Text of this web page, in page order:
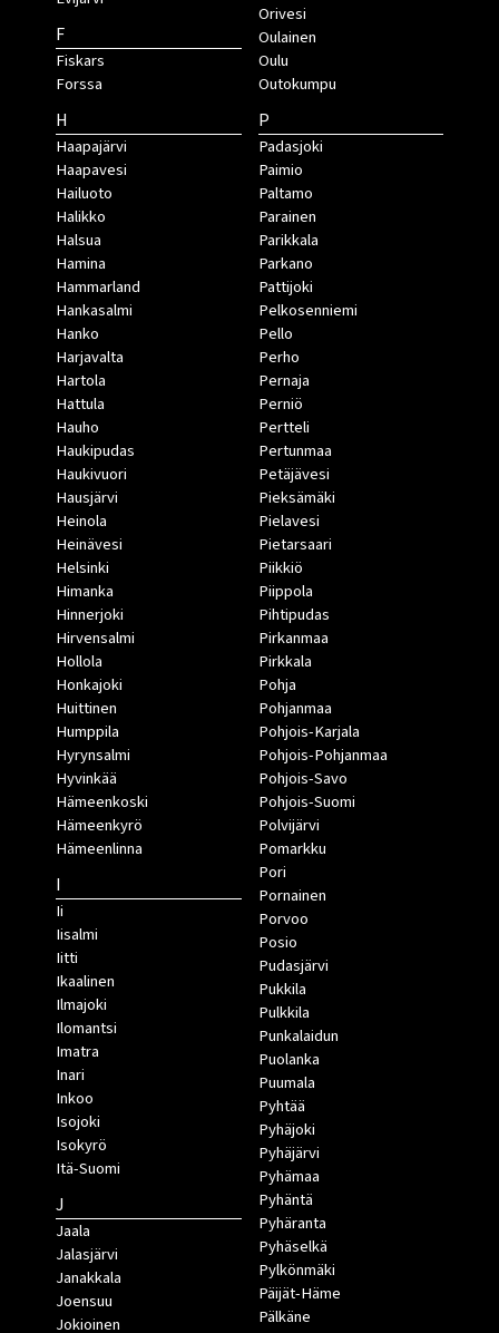
F
Fiskars
Forssa
H
Haapajärvi
Haapavesi
Hailuoto
Halikko
Halsua
Hamina
Hammarland
Hankasalmi
Hanko
Harjavalta
Hartola
Hattula
Hauho
Haukipudas
Haukivuori
Hausjärvi
Heinola
Heinävesi
Helsinki
Himanka
Hinnerjoki
Hirvensalmi
Hollola
Honkajoki
Huittinen
Humppila
Hyrynsalmi
Hyvinkää
Hämeenkoski
Hämeenkyrö
Hämeenlinna
I
Ii
Iisalmi
Iitti
Ikaalinen
Ilmajoki
Ilomantsi
Imatra
Inari
Inkoo
Isojoki
Isokyrö
Itä-Suomi
J
Jaala
Jalasjärvi
Janakkala
Joensuu
Jokioinen
Orivesi
Oulainen
Oulu
Outokumpu
P
Padasjoki
Paimio
Paltamo
Parainen
Parikkala
Parkano
Pattijoki
Pelkosenniemi
Pello
Perho
Pernaja
Perniö
Pertteli
Pertunmaa
Petäjävesi
Pieksämäki
Pielavesi
Pietarsaari
Piikkiö
Piippola
Pihtipudas
Pirkanmaa
Pirkkala
Pohja
Pohjanmaa
Pohjois-Karjala
Pohjois-Pohjanmaa
Pohjois-Savo
Pohjois-Suomi
Polvijärvi
Pomarkku
Pori
Pornainen
Porvoo
Posio
Pudasjärvi
Pukkila
Pulkkila
Punkalaidun
Puolanka
Puumala
Pyhtää
Pyhäjoki
Pyhäjärvi
Pyhämaa
Pyhäntä
Pyhäranta
Pyhäselkä
Pylkönmäki
Päijät-Häme
Pälkäne